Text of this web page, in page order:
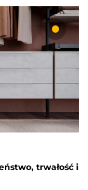
trwałość i